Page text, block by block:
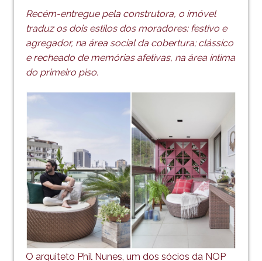
Recém-entregue pela construtora, o imóvel
traduz os dois estilos dos moradores: festivo e
agregador, na área social da cobertura; clássico
e recheado de memórias afetivas, na área íntima
do primeiro piso.
O arquiteto Phil Nunes, um dos sócios da NOP